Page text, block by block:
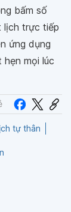
bấm số
lịch trực tiếp
ứng dụng
mọi lúc
tự thân